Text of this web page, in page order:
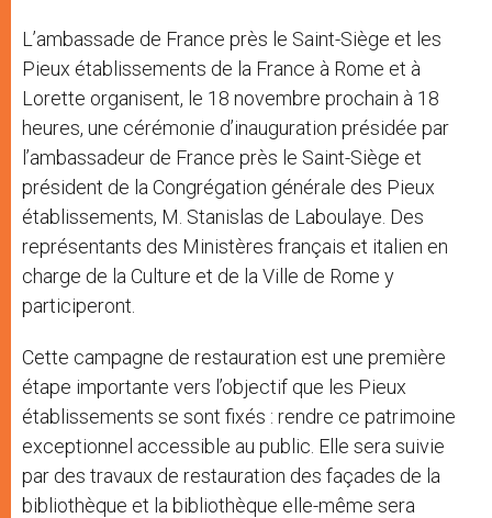
L’ambassade de France près le Saint-Siège et les
Pieux établissements de la France à Rome et à
Lorette organisent, le 18 novembre prochain à 18
heures, une cérémonie d’inauguration présidée par
l’ambassadeur de France près le Saint-Siège et
président de la Congrégation générale des Pieux
établissements, M. Stanislas de Laboulaye. Des
représentants des Ministères français et italien en
charge de la Culture et de la Ville de Rome y
participeront.
Cette campagne de restauration est une première
étape importante vers l’objectif que les Pieux
établissements se sont fixés : rendre ce patrimoine
exceptionnel accessible au public. Elle sera suivie
par des travaux de restauration des façades de la
bibliothèque et la bibliothèque elle-même sera